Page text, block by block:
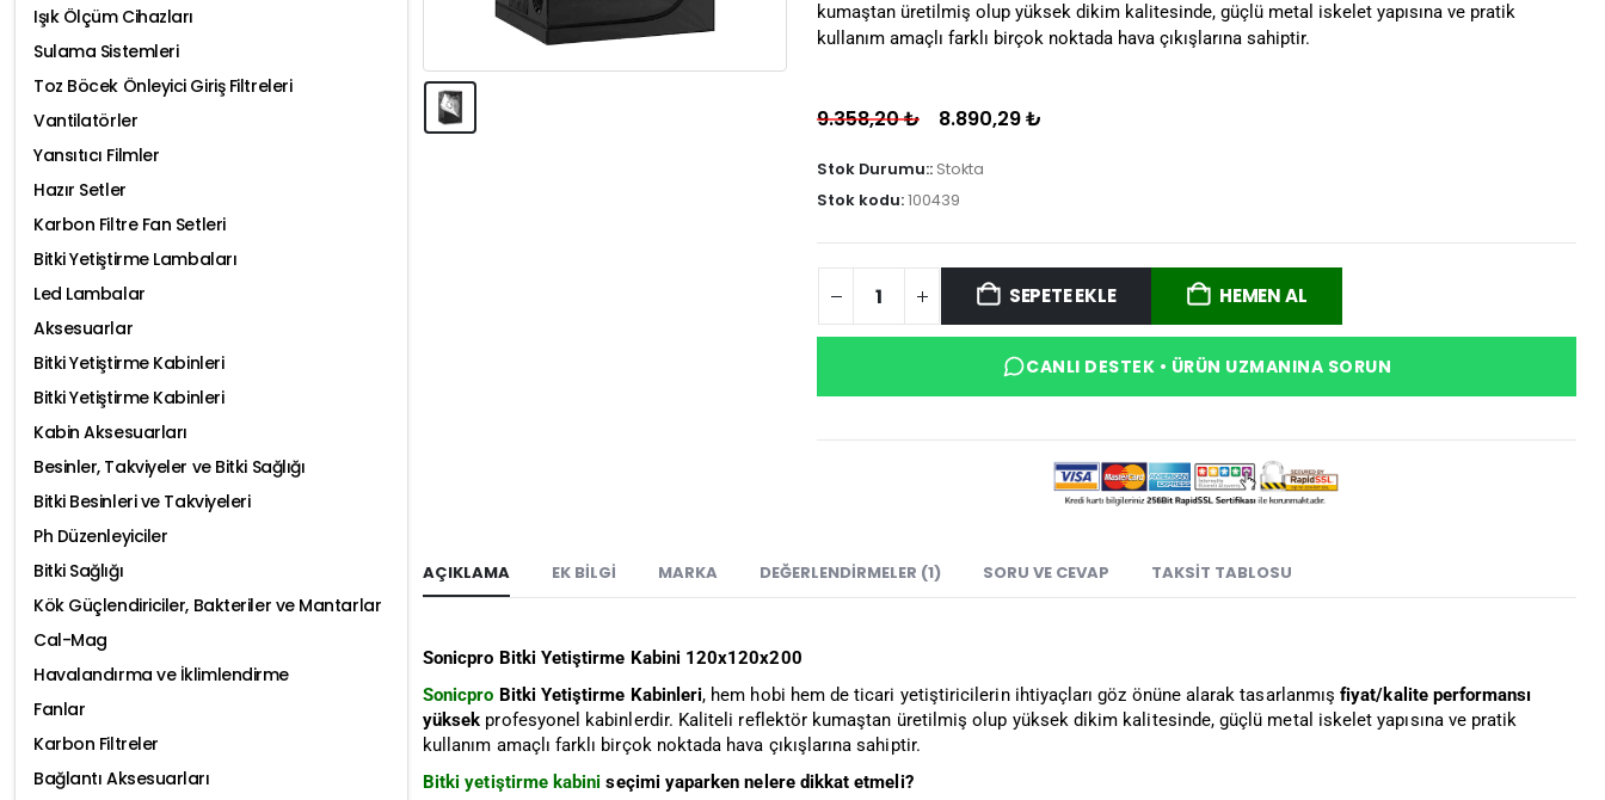
kumaştan üretilmiş olup yüksek dikim kalitesinde, güçlü metal iskelet yapısına ve pratik
kullanım amaçlı farklı birçok noktada hava çıkışlarına sahiptir.
9.358,20₺ 8.890,29₺
Stok Durumu:: Stokta
Stok kodu:100439
SEPETE EKLE HEMEN AL
CANLI DESTEK • ÜRÜN UZMANINA SORUN
AÇIKLAMA EK BILGI MARKA DEĞERLENDIRMELER (1) SORU VE CEVAP TAKSIT TABLOSU
Sonicpro Bitki Yetiştirme Kabini 120x120x200
Sonicpro Bitki Yetiştirme Kabinleri, hem hobi hem de ticari yetiştiricilerin ihtiyaçları göz önüne alarak tasarlanmışfiyat/kalite performansı
yüksek profesyonel kabinlerdir. Kaliteli reflektör kumaştan üretilmiş olup yüksek dikim kalitesinde, güçlü metal iskelet yapısına ve pratik
kullanım amaçlı farklı birçok noktada hava çıkışlarına sahiptir.
Bitki yetiştirme kabini seçimi yaparken nelere dikkat etmeli?
Işık Ölçüm Cihazları
Sulama Sistemleri
Toz Böcek Önleyici Giriş Filtreleri
Vantilatörler
Yansıtıcı Filmler
Hazır Setler
Karbon Filtre Fan Setleri
Bitki Yetiştirme Lambaları
Led Lambalar
Aksesuarlar
Bitki Yetiştirme Kabinleri
Bitki Yetiştirme Kabinleri
Kabin Aksesuarları
Besinler, Takviyeler ve Bitki Sağlığı
Bitki Besinleri ve Takviyeleri
Ph Düzenleyiciler
Bitki Sağlığı
Kök Güçlendiriciler, Bakteriler ve Mantarlar
Cal-Mag
Havalandırma ve İklimlendirme
Fanlar
Karbon Filtreler
Bağlantı Aksesuarları